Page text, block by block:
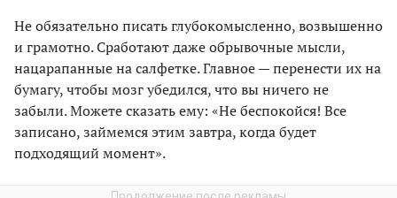
Не обязательно писать глубокомысленно, возвышенно
и грамотно. Сработают даже обрывочные мысли,
нацарапанные на салфетке. Главное — перенести их на
бумагу, чтобы мозг убедился, что вы ничего не
забыли. Можете сказать ему: «Не беспокойся! Все
записано, займемся этим завтра, когда будет
подходящий момент».